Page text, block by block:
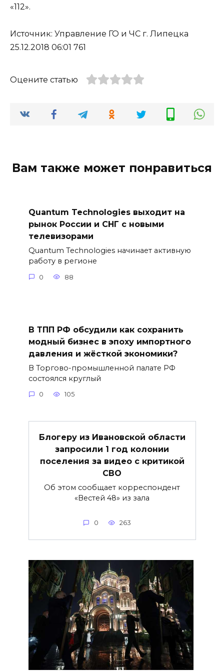
«112».
Источник: Управление ГО и ЧС г. Липецка
25.12.2018 06:01 761
Оцените статью
Вам также может понравиться
Quantum Technologies выходит на
рынок России и СНГ с новыми
телевизорами
Quantum Technologies начинает активную
работу в регионе
0 88
В ТПП РФ обсудили как сохранить
модный бизнес в эпоху импортного
давления и жёсткой экономики?
В Торгово-промышленной палате РФ
состоялся круглый
0 105
Блогеру из Ивановской области
запросили 1 год колонии
поселения за видео с критикой
СВО
Об этом сообщает корреспондент
«Вестей 48» из зала
0 263